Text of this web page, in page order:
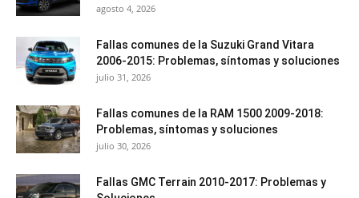
agosto 4, 2026
Fallas comunes de la Suzuki Grand Vitara
2006-2015: Problemas, síntomas y soluciones
julio 31, 2026
Fallas comunes de la RAM 1500 2009-2018:
Problemas, síntomas y soluciones
julio 30, 2026
Fallas GMC Terrain 2010-2017: Problemas y